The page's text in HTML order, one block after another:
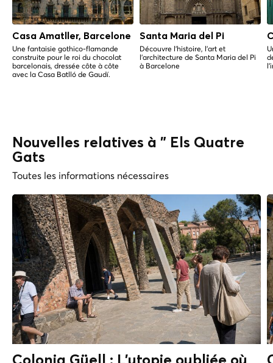
Casa Amatller, Barcelone
Une fantaisie gothico-flamande
construite pour le roi du chocolat
barcelonais, dressée côte à côte
avec la Casa Batlló de Gaudí.
Santa Maria del Pi
Découvre l'histoire, l'art et
l'architecture de Santa Maria del Pi
à Barcelone
Nouvelles relatives à " Els Quatre
Gats
Toutes les informations nécessaires